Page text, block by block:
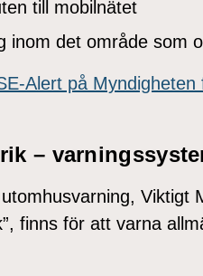
till mobilnätet
inom det område som
Alert på
–
Viktigt
finns för att varna